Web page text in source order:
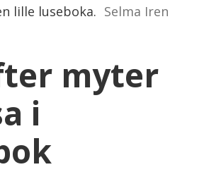
lille luseboka. Selma Iren
myter
i